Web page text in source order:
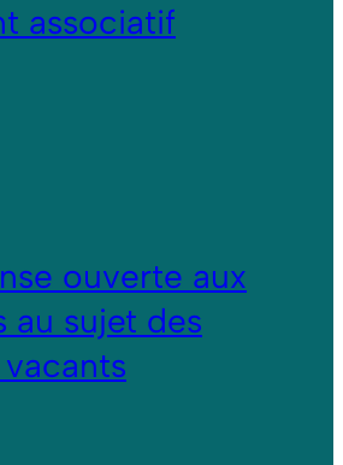
associatif
ouverte aux
au sujet des